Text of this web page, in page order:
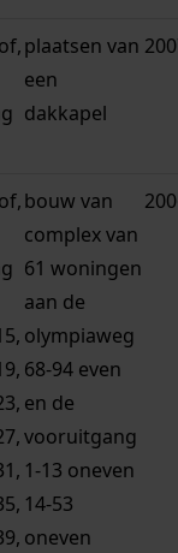
plaatsen van
een
dakkapel
bouw van
complex van
61 woningen
aan de
olympiaweg
68-94 even
en de
vooruitgang
1-13 oneven
14-53
oneven